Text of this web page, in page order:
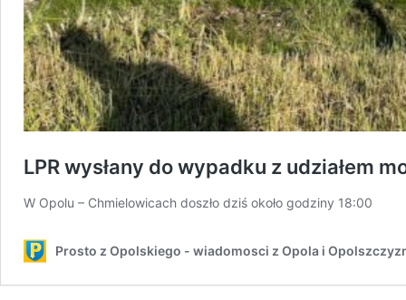
LPR wysłany do wypadku z udziałem
W Opolu – Chmielowicach doszło dziś około godziny 18:00
Prosto z Opolskiego - wiadomosci z Opola i